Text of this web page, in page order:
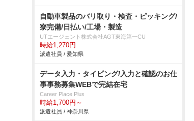
自動車製品のバリ取り・検査・ピッキング/
寮完備/日払い/工場・製造
UTエージェント株式会社AGT東海第一CU
時給1,270円
派遣社員 / 愛知県
データ入力・タイピング/入力と確認のお仕
事事務募集WEBで完結在宅
Career Place Plus
時給1,700円～
派遣社員 / 神奈川県